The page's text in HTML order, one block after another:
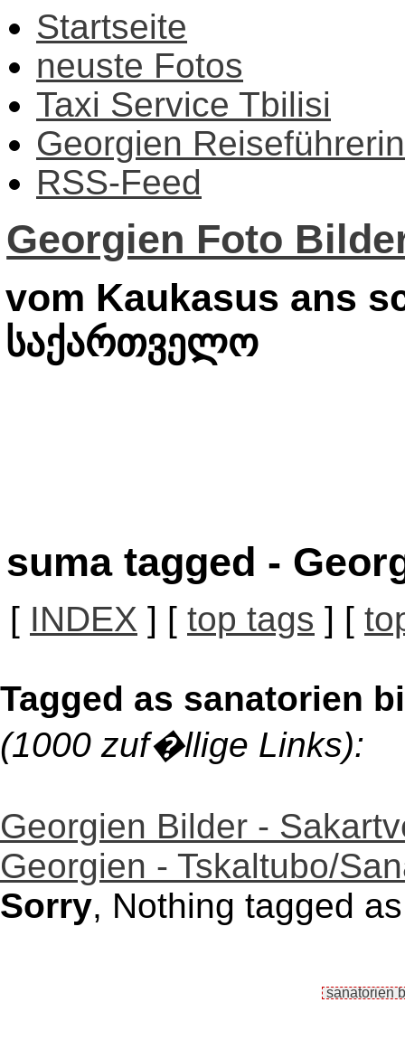
Startseite
neuste Fotos
Taxi Service Tbilisi
Georgien Reiseführerin
RSS-Feed
Georgien Foto
vom Kaukasus ans
საქართველო
suma tagged -
[ INDEX ] [ top tags ] [
Tagged as sanatorien
(1000 zuf�llige Links):
Georgien Bilder -
Georgien - Tskaltubo/
Sorry, Nothing tagged